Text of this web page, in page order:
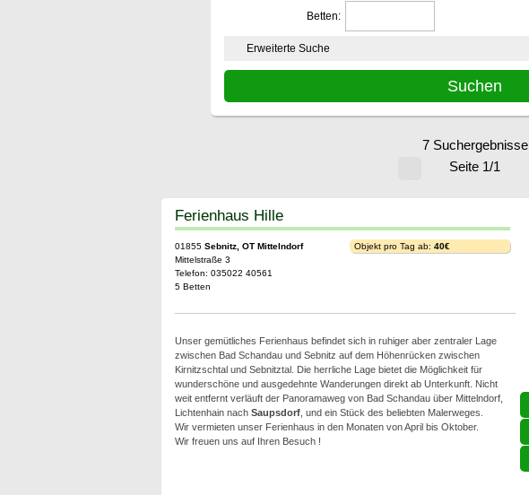
Betten:
Erweiterte Suche
7 Suchergebnisse
Seite 1/1
Ferienhaus Hille
01855 Sebnitz, OT Mittelndorf
Mittelstraße 3
Telefon: 035022 40561
5 Betten
Objekt pro Tag ab: 40€
Unser gemütliches Ferienhaus befindet sich in ruhiger aber zentraler Lage
zwischen Bad Schandau und Sebnitz auf dem Höhenrücken zwischen
Kirnitzschtal und Sebnitztal. Die herrliche Lage bietet die Möglichkeit für
wunderschöne und ausgedehnte Wanderungen direkt ab Unterkunft. Nicht
weit entfernt verläuft der Panoramaweg von Bad Schandau über Mittelndorf,
Lichtenhain nach Saupsdorf, und ein Stück des beliebten Malerweges.
Wir vermieten unser Ferienhaus in den Monaten von April bis Oktober.
Wir freuen uns auf Ihren Besuch !